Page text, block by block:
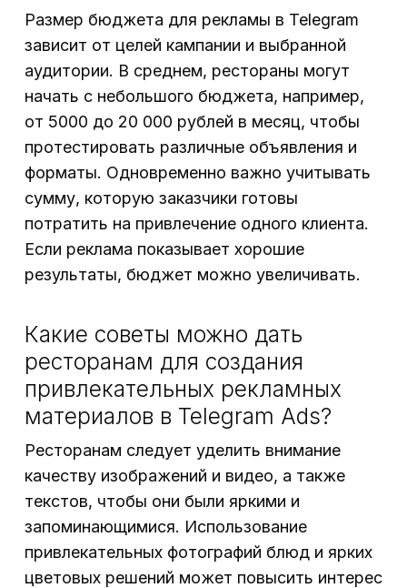
Размер бюджета для рекламы в Telegram
зависит от целей кампании и выбранной
аудитории. В среднем, рестораны могут
начать с небольшого бюджета, например,
от 5000 до 20 000 рублей в месяц, чтобы
протестировать различные объявления и
форматы. Одновременно важно учитывать
сумму, которую заказчики готовы
потратить на привлечение одного клиента.
Если реклама показывает хорошие
результаты, бюджет можно увеличивать.
Какие советы можно дать
ресторанам для создания
привлекательных рекламных
материалов в Telegram Ads?
Ресторанам следует уделить внимание
качеству изображений и видео, а также
текстов, чтобы они были яркими и
запоминающимися. Использование
привлекательных фотографий блюд и ярких
цветовых решений может повысить интерес